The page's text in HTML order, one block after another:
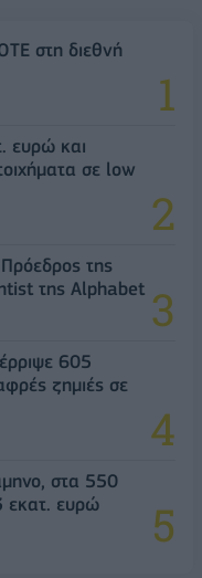
στη διεθνή
ευρώ και
σε low
της
της Alphabet
605
ζημιές σε
στα 550
εκατ. ευρώ